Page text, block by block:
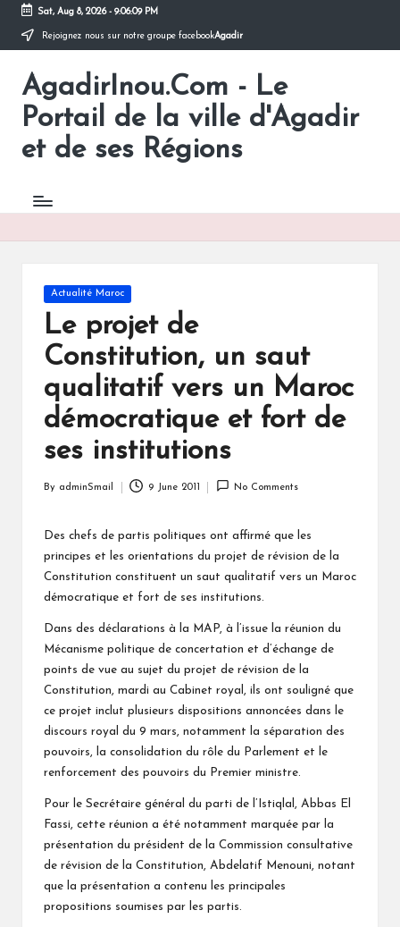
Skip
content
Sat, Aug 8, 2026- 9:06:10 PM
Rejoignez nous sur notre groupe facebookAgadir
AgadirInou.Com - Le
Portail de la ville d'Agadir
et de ses Régions
Toute
l'actualité
ville
en
un
Posted
in
Actualité Maroc
Le projet de
Constitution, un saut
qualitatif vers un Maroc
démocratique et fort de
ses institutions
By adminSmail 9 June 2011 No Comments
Des chefs de partis politiques ont affirmé que les
principes et les orientations du projet de révision de la
Constitution constituent un saut qualitatif vers un Maroc
démocratique et fort de ses institutions.
Dans des déclarations à la MAP, à l’issue la réunion du
Mécanisme politique de concertation et d’échange de
points de vue au sujet du projet de révision de la
Constitution, mardi au Cabinet royal, ils ont souligné que
ce projet inclut plusieurs dispositions annoncées dans le
discours royal du 9 mars, notamment la séparation des
pouvoirs, la consolidation du rôle du Parlement et le
renforcement des pouvoirs du Premier ministre.
Pour le Secrétaire général du parti de l’Istiqlal, Abbas El
Fassi, cette réunion a été notamment marquée par la
présentation du président de la Commission consultative
de révision de la Constitution, Abdelatif Menouni, notant
que la présentation a contenu les principales
propositions soumises par les partis.